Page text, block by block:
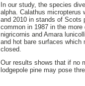
In our study, the species
alpha. Calathus
and 2010 in stands of Scots
common in 1987 in the
nigricornis and Amara
and hot bare surfaces which
closed.
Our results shows that if no
lodgepole pine may pose